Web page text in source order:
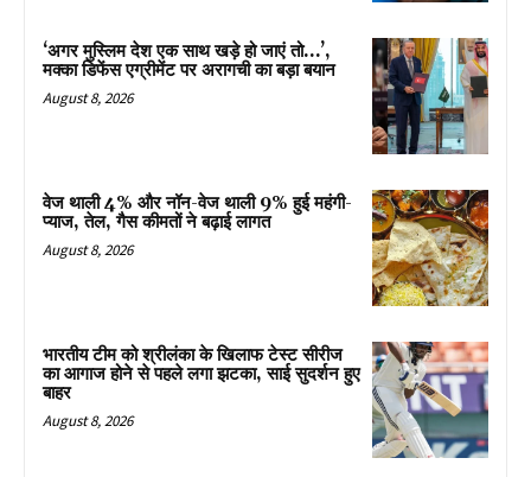
‘अगर मुस्लिम देश एक साथ खड़े हो जाएं तो…’,
मक्का डिफेंस एग्रीमेंट पर अरागची का बड़ा बयान
August 8, 2026
वेज थाली 4% और नॉन-वेज थाली 9% हुई महंगी-
प्याज, तेल, गैस कीमतों ने बढ़ाई लागत
August 8, 2026
भारतीय टीम को श्रीलंका के खिलाफ टेस्ट सीरीज
का आगाज होने से पहले लगा झटका, साई सुदर्शन हुए
बाहर
August 8, 2026